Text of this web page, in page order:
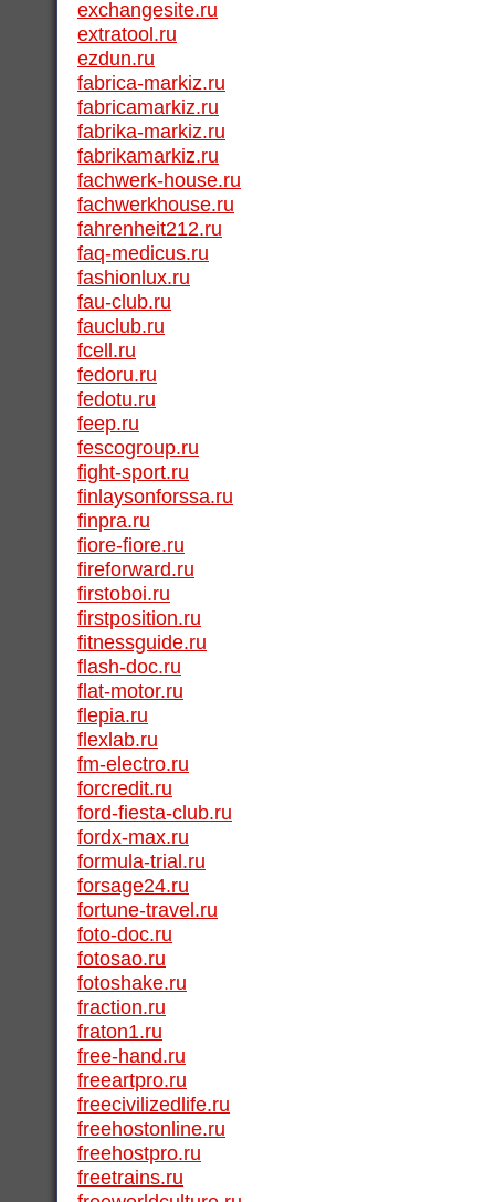
exchangesite.ru
extratool.ru
ezdun.ru
fabrica-markiz.ru
fabricamarkiz.ru
fabrika-markiz.ru
fabrikamarkiz.ru
fachwerk-house.ru
fachwerkhouse.ru
fahrenheit212.ru
faq-medicus.ru
fashionlux.ru
fau-club.ru
fauclub.ru
fcell.ru
fedoru.ru
fedotu.ru
feep.ru
fescogroup.ru
fight-sport.ru
finlaysonforssa.ru
finpra.ru
fiore-fiore.ru
fireforward.ru
firstoboi.ru
firstposition.ru
fitnessguide.ru
flash-doc.ru
flat-motor.ru
flepia.ru
flexlab.ru
fm-electro.ru
forcredit.ru
ford-fiesta-club.ru
fordx-max.ru
formula-trial.ru
forsage24.ru
fortune-travel.ru
foto-doc.ru
fotosao.ru
fotoshake.ru
fraction.ru
fraton1.ru
free-hand.ru
freeartpro.ru
freecivilizedlife.ru
freehostonline.ru
freehostpro.ru
freetrains.ru